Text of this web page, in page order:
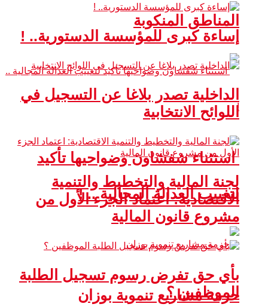
المناطق المنكوبة
استثناء شفشاون وضواحيها تأكيد
لتغييب العدالة المجالية .. !
حزمة مشاريع تنموية بوزان
إساءة كبرى للمؤسسة الدستورية.. !
الداخلية تصدر بلاغا عن التسجيل في
اللوائح الانتخابية
لجنة المالية والتخطيط والتنمية
الاقتصادية: اعتماد الجزء الأول من
مشروع قانون المالية
بأي حق تفرض رسوم تسجيل الطلبة
الموظفين ؟